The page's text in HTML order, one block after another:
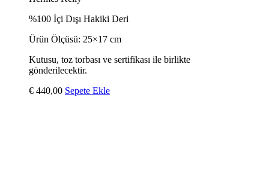
%100 İçi Dışı Hakiki Deri
Ürün Ölçüsü: 25×17 cm
Kutusu, toz torbası ve sertifikası ile birlikte
gönderilecektir.
€ 440,00 Sepete Ekle